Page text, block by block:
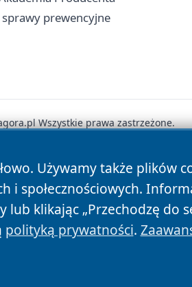
sprawy prewencyjne
Używamy także
społecznościowych.
klikając „Przechodzę do
polityką prywatności.
Wszystkie prawa zastrzeżone.
Prywatności Polityka Cookies